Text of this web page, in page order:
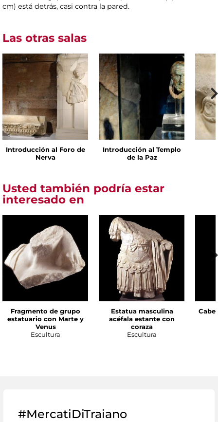
cm) está detrás, casi contra la pared.
Las otras salas
Introducción al Foro de
Nerva
Introducción al Templo
de la Paz
Usted también podría estar
interesado en
Fragmento de grupo
estatuario con Marte y
Venus
Escultura
Estatua masculina
acéfala estante con
coraza
Escultura
#MercatiDiTraiano